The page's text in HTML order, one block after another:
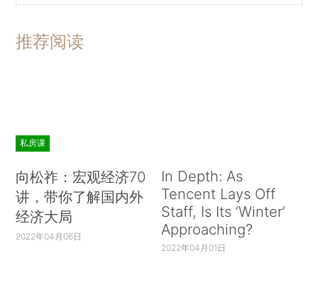
推荐阅读
私房课
向松祚：宏观经济70
讲，带你了解国内外
经济大局
2022年04月06日
In Depth: As
Tencent Lays Off
Staff, Is Its ‘Winter’
Approaching?
2022年04月01日